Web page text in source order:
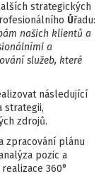
strategických
rofesionálního Úřadu:
našich klientů a
a
služeb, které
následující
strategii,
zdrojů.
zpracování plánu
pozic a
360°